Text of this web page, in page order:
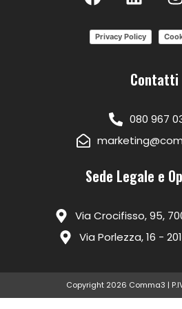
Privacy Policy
Contatti
080 967
Sede Legale e
Via Crocifisso, 95,
Via Porlezza, 16 -
Copyright 2026 Comma3 |